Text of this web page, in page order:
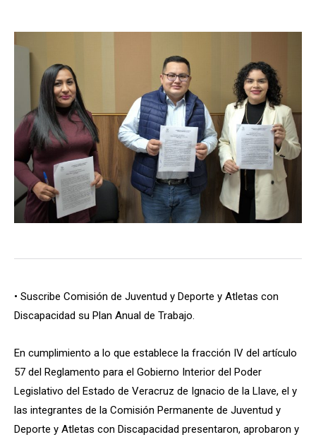
• Suscribe Comisión de Juventud y Deporte y Atletas con
Discapacidad su Plan Anual de Trabajo.
En cumplimiento a lo que establece la fracción IV del artículo
57 del Reglamento para el Gobierno Interior del Poder
Legislativo del Estado de Veracruz de Ignacio de la Llave, el y
las integrantes de la Comisión Permanente de Juventud y
Deporte y Atletas con Discapacidad presentaron, aprobaron y